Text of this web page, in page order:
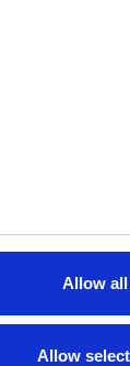
Allow all
Allow
AC FIX nie